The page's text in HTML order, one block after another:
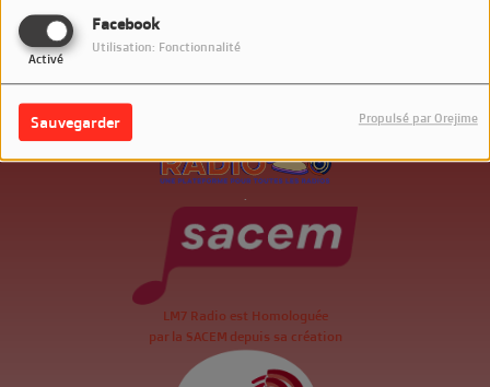
Facebook
Activé
Utilisation: Fonctionnalité
Sauvegarder Propulsé par Orejime
LM7 Radio est Homologuée
par la SACEM depuis sa création